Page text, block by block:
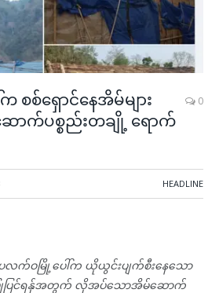
စစ်ရှောင်နေအိမ်များ
ောက်ပစ္စည်းတချို့ ရောက်
0
HEADLINE
ပလက်ဝမြို့ပေါ်က ယိုယွင်းပျက်စီးနေသော
းပြုပြင်ရန်ုအတွက် လိုအပ်သောအိမ်ဆောက်